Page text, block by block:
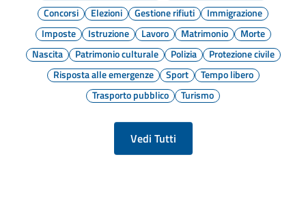
Concorsi
Elezioni Gestione rifiuti
Immigrazione
Imposte
Istruzione Lavoro Matrimonio
Morte
Nascita
Patrimonio culturale Polizia
Protezione civile
Risposta alle emergenze
Sport
Tempo libero
Trasporto pubblico
Turismo
Vedi Tutti